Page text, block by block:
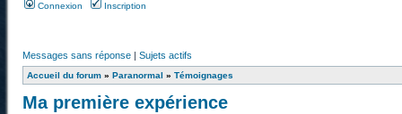
Connexion Inscription
Messages sans réponse | Sujets actifs
Accueil du forum » Paranormal » Témoignages
Ma première expérience